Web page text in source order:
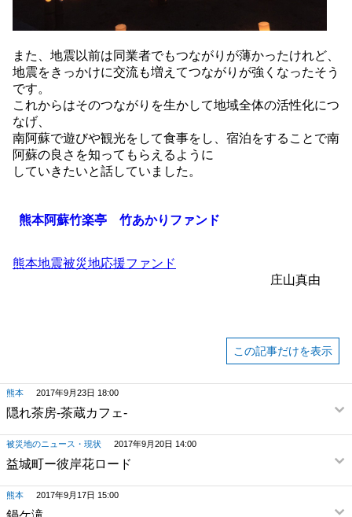
また、地震以前は同業者でもつながりが薄かったけれど、
地震をきっかけに交流も増えてつながりが強くなったそう
です。
これからはそのつながりを生かして地域全体の活性化につ
なげ、
南阿蘇で遊びや観光をして食事をし、宿泊をすることで南
阿蘇の良さを知ってもらえるように
していきたいと話していました。
熊本阿蘇竹楽亭 竹あかりファンド
熊本地震被災地応援ファンド
庄山真由
この記事だけを表示
熊本 2017年9月23日 18:00
隠れ茶房-茶蔵カフェ-
被災地のニュース・現状 2017年9月20日 14:00
益城町ー彼岸花ロード
熊本 2017年9月17日 15:00